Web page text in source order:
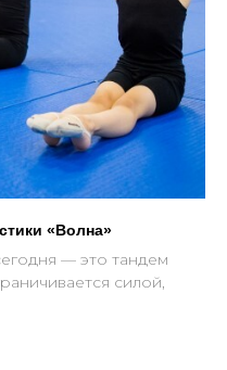
«Волна»
— это тандем
силой,
© 2017-2026 Выставочные залы Москвы
Сайт может содержать контент, не
предназначенный для лиц младше 16 лет.